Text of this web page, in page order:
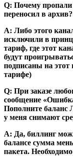
Q: Почему
переносил в архив?
А: Либо этого
исключили в
тариф, где этот
будут
подписаны на этот
тарифе)
Q: При заказе
сообщение
Пополните баланс
у меня снимают
A: Да, биллинг
балансе сумма
пакета.